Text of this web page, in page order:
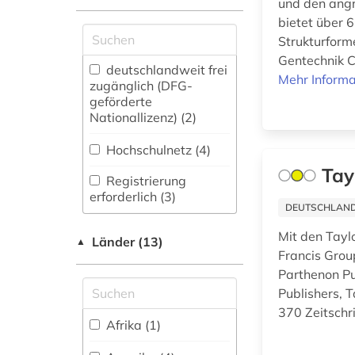
Physik (116)
Politologie (17)
Psychologie (22)
Rechtswissenschaft
(23)
Romanistik (6)
Slavistik (4)
Bibliotheken (3)
Soziologie (17)
(1)
arzneimittelwechselwirkung
(1)
arzneistoffe (2)
astrophysics (1)
astrophysik (1)
atmosphäre (3)
audiovisuelle
medien (2)
aufgabensammlung
Zugriff vor Ort
deutschlandweit frei
zugänglich (DFG-
geförderte
Nationallizenz) (2)
Hochschulnetz (4)
Registrierung
erforderlich (3)
Nationallizenz (1)
Nationallizenz (10)
Nationallizenz-Login
▲ Länder (13)
Afrika (1)
und den
bietet über
Gentechnik
Mehr
Mit den
Francis
Parthenon
Publishers,
370